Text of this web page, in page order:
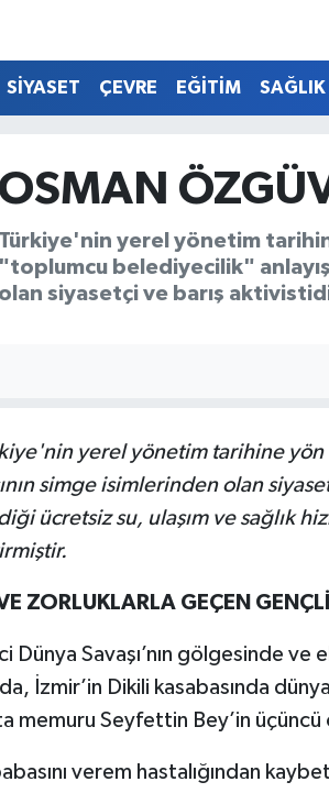
SİYASET ÇEVRE EĞİTİM SAĞLIK
OSMAN
Türkiye'nin yerel yönetim
"toplumcu belediyecilik"
olan siyasetçi ve barış
yerel yönetim tarihine
simge isimlerinden olan
ücretsiz su, ulaşım ve sağlık
ZORLUKLARLA GEÇEN
Dünya Savaşı’nın gölgesinde ve
İzmir’in Dikili kasabasında
memuru Seyfettin Bey’in
verem hastalığından